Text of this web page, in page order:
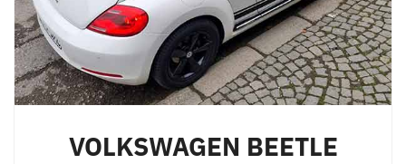
VOLKSWAGEN BEETLE